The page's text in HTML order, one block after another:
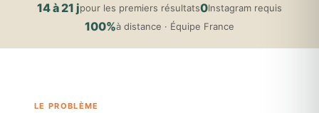
14 à 21 jpour les premiers résultats0Instagram requis
100%à distance · Équipe France
LE PROBLÈME